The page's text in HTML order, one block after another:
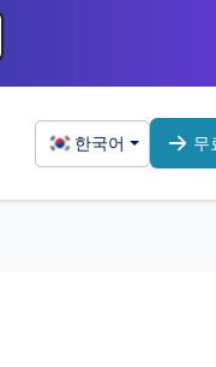
한국어 무